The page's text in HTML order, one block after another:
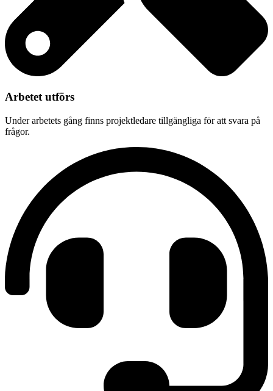
Arbetet utförs
Under arbetets gång finns projektledare tillgängliga för att svara på
frågor.